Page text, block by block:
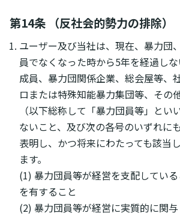
第14条 （反社会的勢力の排除）
ユーザー及び当社は、現在、暴力団
員でなくなった時から5年を経過し
成員、暴力団関係企業、総会屋等、
ロまたは特殊知能暴力集団等、その
（以下総称して「暴力団員等」とい
ないこと、及び次の各号のいずれに
表明し、かつ将来にわたっても該当
ます。
(1) 暴力団員等が経営を支配してい
を有すること
(2) 暴力団員等が経営に実質的に関